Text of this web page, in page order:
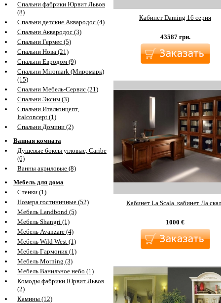
Спальни фабрики Юрвит Львов
(8)
Спальни детские Аквародос (4)
Спальни Аквародос (3)
Спальни Гермес (5)
Спальни Нова (21)
Спальни Евродом (9)
Спальни Miromark (Миромарк)
(15)
Спальни Мебель-Сервис (21)
Спальни Эксим (3)
Спальни Италконцепт,
Italconcept (1)
Спальни Домини (2)
Ванная комната
Душевые боксы угловые, Caribe
(6)
Ванны акриловые (8)
Мебель для дома
Стенки (1)
Номера гостиничные (52)
Мебель Landbond (5)
Мебель Shangri (1)
Мебель Avanzare (4)
Мебель Wild West (1)
Мебель Гармония (1)
Мебель Morning (3)
Мебель Ванильное небо (1)
Комоды фабрики Юрвит Львов
(2)
Камины (12)
Кабинет Daming 16 серия
43587грн.
Кабинет La Scala, кабинет Ла
1000 €